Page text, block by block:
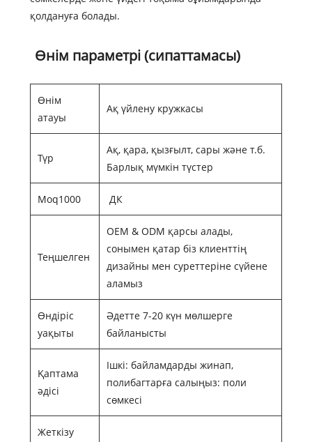
қолдануға болады.
Өнім параметрі (сипаттамасы)
Өнім
атауы
Ақ үйлену кружкасы
Түр
Ақ, қара, қызғылт, сары және т.б.
Барлық мүмкін түстер
Moq1000 ДК
Теңшелген
OEM & ODM қарсы алады,
сонымен қатар біз клиенттің
дизайны мен суреттеріне сүйене
аламыз
Өндіріс
уақыты
Әдетте 7-20 күн мөлшерге
байланысты
Қаптама
әдісі
Ішкі: байламдарды жинап,
полибагтарға салыңыз: поли
сөмкесі
Жеткізу